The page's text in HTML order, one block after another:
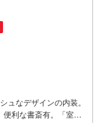
ュなデザインの内装。
利な書斎有。「室